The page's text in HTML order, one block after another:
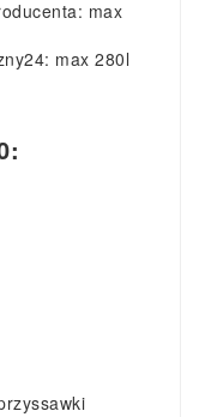
max
max 280l